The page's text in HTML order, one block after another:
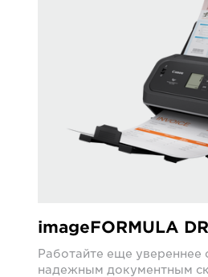
imageFORMULA
Работайте еще увереннее
надежным документным